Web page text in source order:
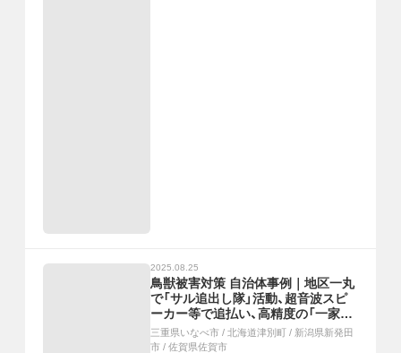
2025.08.25
鳥獣被害対策 自治体事例｜地区一丸
で「サル追出し隊」活動、超音波スピ
ーカー等で追払い、高精度の「一家ま
るごと捕獲」、データ活用で効果的な
捕獲対策
三重県いなべ市 / 北海道津別町 / 新潟県新発田
市 / 佐賀県佐賀市